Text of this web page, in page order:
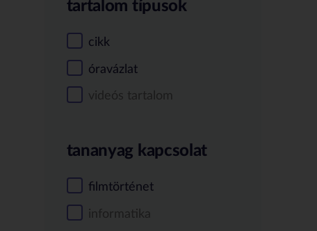
tartalom típusok
cikk
óravázlat
videós tartalom
tananyag kapcsolat
filmtörténet
informatika